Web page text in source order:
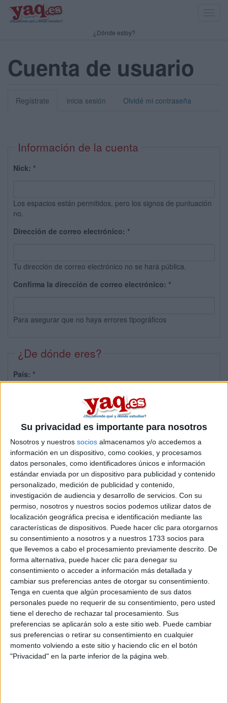
Su privacidad es importante para nosotros
Nosotros y nuestros socios almacenamos y/o accedemos a
información en un dispositivo, como cookies, y procesamos
datos personales, como identificadores únicos e información
estándar enviada por un dispositivo para publicidad y contenido
personalizado, medición de publicidad y contenido,
investigación de audiencia y desarrollo de servicios. Con su
permiso, nosotros y nuestros socios podemos utilizar datos de
localización geográfica precisa e identificación mediante las
características de dispositivos. Puede hacer clic para otorgarnos
su consentimiento a nosotros y a nuestros 1733 socios para
que llevemos a cabo el procesamiento previamente descrito. De
forma alternativa, puede hacer clic para denegar su
consentimiento o acceder a información más detallada y
cambiar sus preferencias antes de otorgar su consentimiento.
Tenga en cuenta que algún procesamiento de sus datos
personales puede no requerir de su consentimiento, pero usted
tiene el derecho de rechazar tal procesamiento. Sus
preferencias se aplicarán solo a este sitio web. Puede cambiar
sus preferencias o retirar su consentimiento en cualquier
momento volviendo a este sitio y haciendo clic en el botón
"Privacidad" en la parte inferior de la página web.
¿Dónde estoy?
Cuenta de usuario
Regístrate inicia sesión Olvidé mi contraseña
Información de la cuenta
Nick: *
Los espacios están permitidos, pero los signos de puntuación
no.
Dirección de correo electrónico: *
Tu dirección de correo electrónico no se hará pública.
Confirma la dirección de correo electrónico: *
Para asegurar que no haya errores tipográficos
¿De dónde eres?
País: *
Sobre ti
Soy:*
Chico
Chica
¿En qué año terminas (o terminaste) bachillerato o FP?
Soy estudiante de:*
Términos y Condiciones de Uso
Aceptolos Términos y Condicionesde uso*